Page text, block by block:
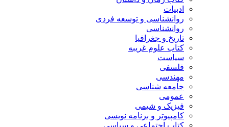
ادبیات
روانشناسی و توسعه فردی
روانشناسی
تاریخ و جغرافیا
کتاب علوم غریبه
سیاست
فلسفی
مهندسی
جامعه شناسی
عمومی
فیزیک و شیمی
کامپیوتر و برنامه نویسی
کتاب اجتماعی و سیاسی